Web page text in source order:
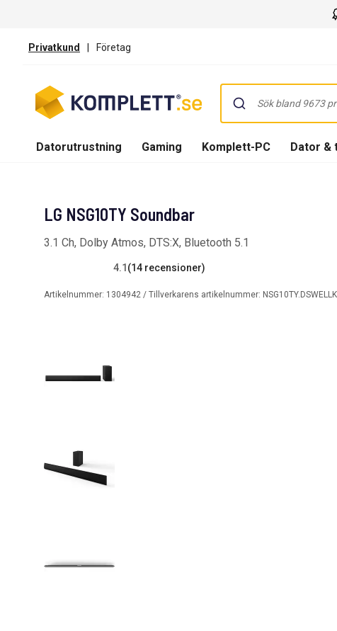
Privatkund | Företag
Datorutrustning Gaming Komplett-PC Dator &
LG NSG10TY Soundbar
3.1 Ch, Dolby Atmos, DTS:X, Bluetooth 5.1
4.1(14 recensioner)
Artikelnummer: 1304942 / Tillverkarens artikelnummer: NSG10TY.DSWELLK